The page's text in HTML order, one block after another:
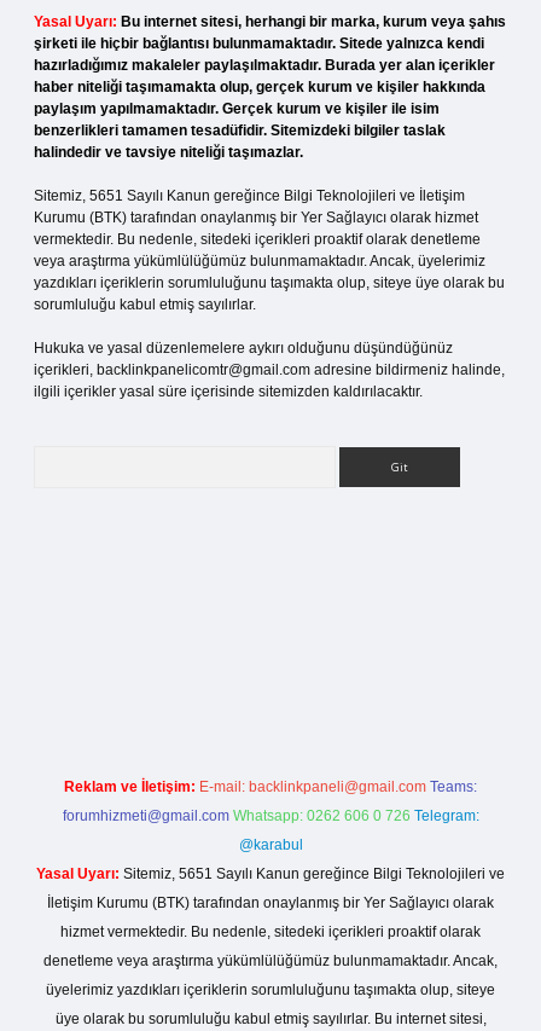
Yasal Uyarı: Bu internet sitesi, herhangi bir marka, kurum veya şahıs
şirketi ile hiçbir bağlantısı bulunmamaktadır. Sitede yalnızca kendi
hazırladığımız makaleler paylaşılmaktadır. Burada yer alan içerikler
haber niteliği taşımamakta olup, gerçek kurum ve kişiler hakkında
paylaşım yapılmamaktadır. Gerçek kurum ve kişiler ile isim
benzerlikleri tamamen tesadüfidir. Sitemizdeki bilgiler taslak
halindedir ve tavsiye niteliği taşımazlar.
Sitemiz, 5651 Sayılı Kanun gereğince Bilgi Teknolojileri ve İletişim
Kurumu (BTK) tarafından onaylanmış bir Yer Sağlayıcı olarak hizmet
vermektedir. Bu nedenle, sitedeki içerikleri proaktif olarak denetleme
veya araştırma yükümlülüğümüz bulunmamaktadır. Ancak, üyelerimiz
yazdıkları içeriklerin sorumluluğunu taşımakta olup, siteye üye olarak bu
sorumluluğu kabul etmiş sayılırlar.
Hukuka ve yasal düzenlemelere aykırı olduğunu düşündüğünüz
içerikleri, backlinkpanelicomtr@gmail.com adresine bildirmeniz halinde,
ilgili içerikler yasal süre içerisinde sitemizden kaldırılacaktır.
Reklam ve İletişim: E-mail: backlinkpaneli@gmail.com Teams:
forumhizmeti@gmail.com Whatsapp: 0262 606 0 726 Telegram:
@karabul
Yasal Uyarı: Sitemiz, 5651 Sayılı Kanun gereğince Bilgi Teknolojileri ve
İletişim Kurumu (BTK) tarafından onaylanmış bir Yer Sağlayıcı olarak
hizmet vermektedir. Bu nedenle, sitedeki içerikleri proaktif olarak
denetleme veya araştırma yükümlülüğümüz bulunmamaktadır. Ancak,
üyelerimiz yazdıkları içeriklerin sorumluluğunu taşımakta olup, siteye
üye olarak bu sorumluluğu kabul etmiş sayılırlar. Bu internet sitesi,